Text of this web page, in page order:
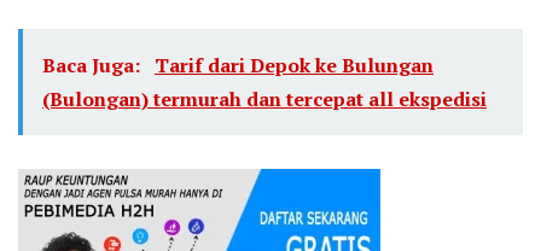
Baca Juga: Tarif dari Depok ke Bulungan
(Bulongan) termurah dan tercepat all ekspedisi